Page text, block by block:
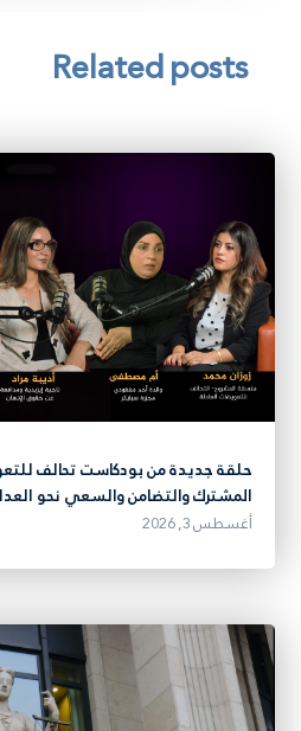
Related posts
حلقة جديدة من بودكاست تحالف
المشترك والتضامن والسعي نحو
أغسطس 3, 2026